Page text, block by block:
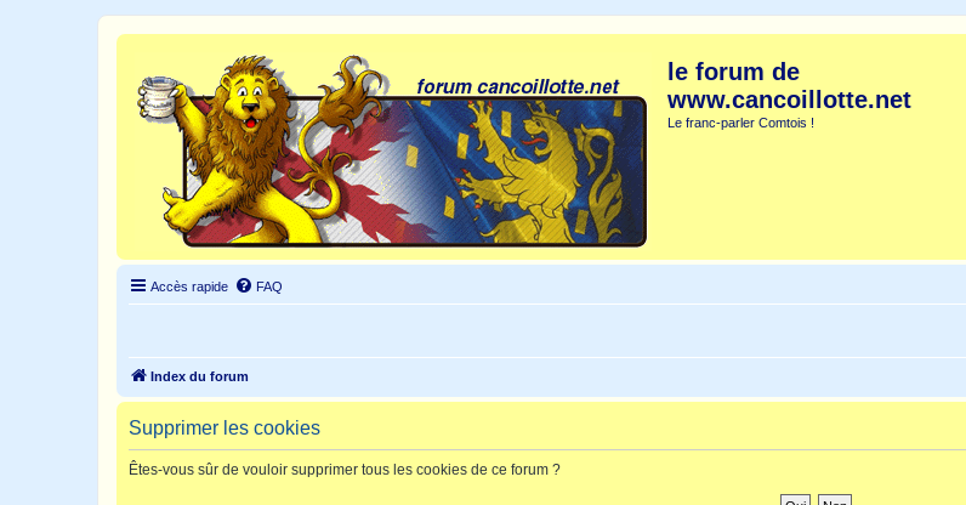
le forum de
www.cancoillotte.net
Le franc-parler Comtois !
Accès rapide FAQ
Index du forum
Supprimer les cookies
Êtes-vous sûr de vouloir supprimer tous les cookies de ce forum ?